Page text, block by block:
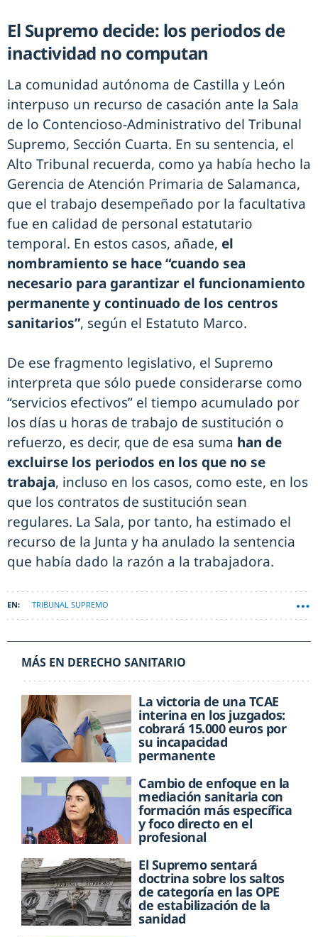
El Supremo decide: los periodos de
inactividad no computan
La comunidad autónoma de Castilla y León
interpuso un recurso de casación ante la Sala
de lo Contencioso-Administrativo del Tribunal
Supremo, Sección Cuarta. En su sentencia, el
Alto Tribunal recuerda, como ya había hecho la
Gerencia de Atención Primaria de Salamanca,
que el trabajo desempeñado por la facultativa
fue en calidad de personal estatutario
temporal. En estos casos, añade, el
nombramiento se hace “cuando sea
necesario para garantizar el funcionamiento
permanente y continuado de los centros
sanitarios”, según el Estatuto Marco.
De ese fragmento legislativo, el Supremo
interpreta que sólo puede considerarse como
“servicios efectivos” el tiempo acumulado por
los días u horas de trabajo de sustitución o
refuerzo, es decir, que de esa suma han de
excluirse los periodos en los que no se
trabaja, incluso en los casos, como este, en los
que los contratos de sustitución sean
regulares. La Sala, por tanto, ha estimado el
recurso de la Junta y ha anulado la sentencia
que había dado la razón a la trabajadora.
TRIBUNAL SUPREMO
MÁS EN DERECHO SANITARIO
La victoria de una TCAE
interina en los juzgados:
cobrará 15.000 euros por
su incapacidad
permanente
Cambio de enfoque en la
mediación sanitaria con
formación más específica
y foco directo en el
profesional
El Supremo sentará
doctrina sobre los saltos
de categoría en las OPE
de estabilización de la
sanidad